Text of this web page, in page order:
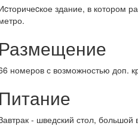
здание, в котором
Размещение
номеров с возможностью доп.
Питание
- шведский стол,